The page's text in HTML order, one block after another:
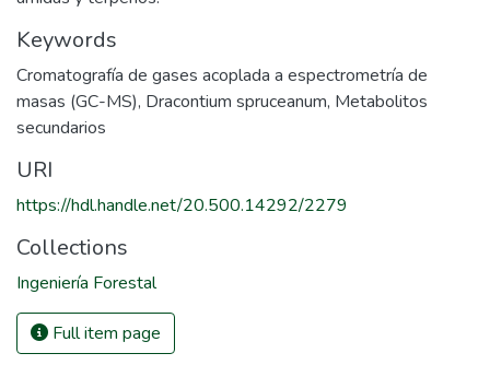
Keywords
Cromatografía de gases acoplada a espectrometría de
masas (GC-MS), Dracontium spruceanum, Metabolitos
secundarios
URI
https://hdl.handle.net/20.500.14292/2279
Collections
Ingeniería Forestal
Full item page